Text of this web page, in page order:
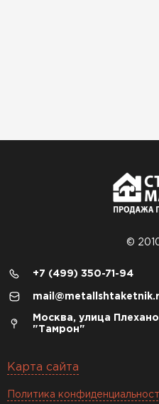
©
+7 (499) 350-71-94
Москва, улица
"Тамрон"
Карта сайта
Политика